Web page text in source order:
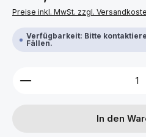
Preise inkl. MwSt. zzgl.
Verfügbarkeit: Bitte
Fällen.
Produkt Anzahl: Gib
In den